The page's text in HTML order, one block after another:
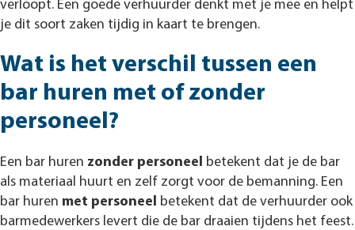
verloopt. Een goede verhuurder denkt met je mee en helpt
je dit soort zaken tijdig in kaart te brengen.
Wat is het verschil tussen een
bar huren met of zonder
personeel?
Een bar huren zonder personeel
betekent dat je de bar
als materiaal huurt en zelf zorgt voor de bemanning. Een
bar huren met personeel
betekent dat de verhuurder ook
barmedewerkers levert die de bar draaien tijdens het feest.